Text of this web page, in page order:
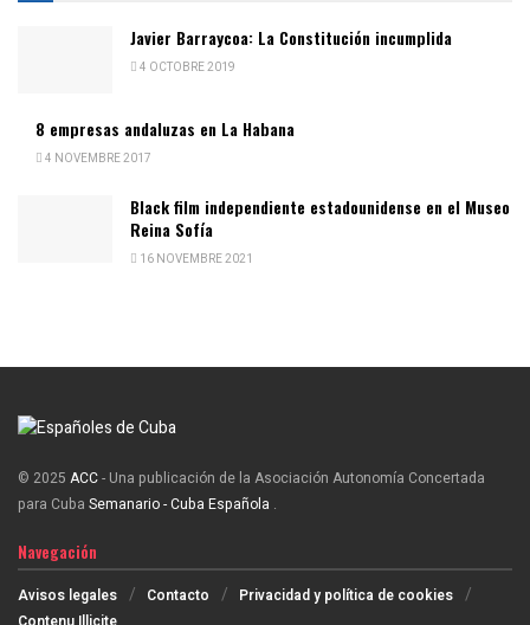
Javier Barraycoa: La Constitución incumplida
4 OCTOBRE 2019
8 empresas andaluzas en La Habana
4 NOVEMBRE 2017
Black film independiente estadounidense en el Museo
Reina Sofía
16 NOVEMBRE 2021
© 2025 ACC- Una publicación de la Asociación Autonomía Concertada
para Cuba Semanario - Cuba Española .
Navegación
Avisos legales Contacto
Privacidad y política de cookies